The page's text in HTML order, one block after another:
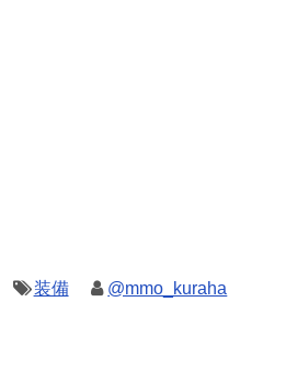
装備 @mmo_kuraha